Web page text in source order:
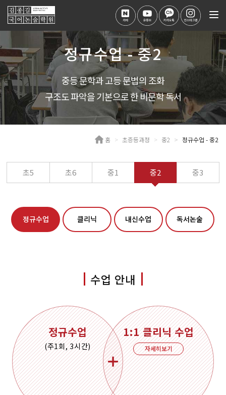
정규수업 - 중2
중등 문학과 고등 문법의 조화
구조도 파악을 기본으로 한 비문학 독서
홈 초증등과정 중2 정규수업 - 중2
초5 초6 중1 중2 중3
정규수업 클리닉 내신수업 독서논술
수업 안내
정규수업
(주1회, 3시간)
1:1 클리닉 수업
자세히보기